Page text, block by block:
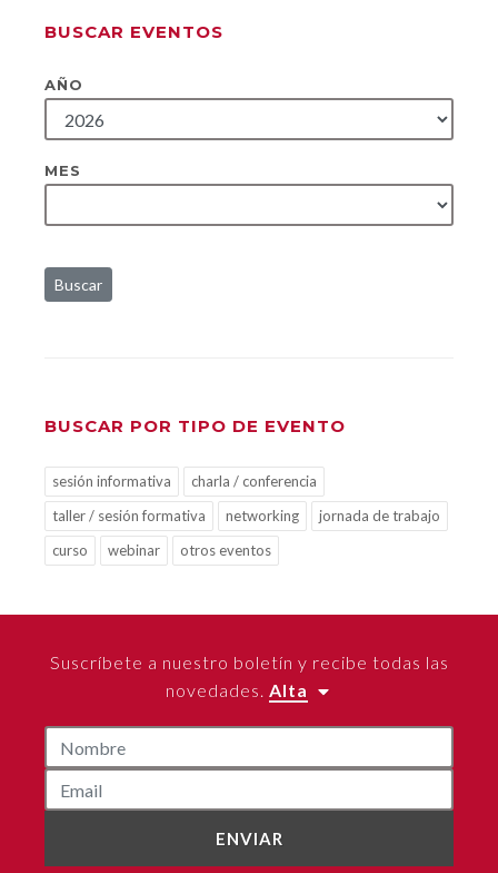
BUSCAR EVENTOS
AÑO
MES
Buscar
BUSCAR POR TIPO DE EVENTO
sesión informativa
charla / conferencia
taller / sesión formativa
networking
jornada de trabajo
curso
webinar otros eventos
Suscríbete a nuestro boletín y recibe todas las
novedades. Alta
ENVIAR